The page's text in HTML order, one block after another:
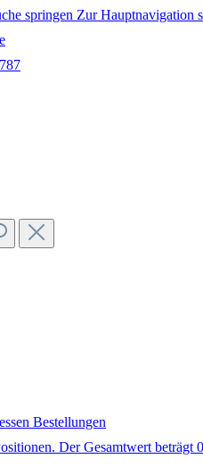
springen Zur Hauptnavigation
Bestellungen
Der Gesamtwert beträgt